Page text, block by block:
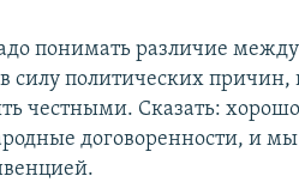
понимать различие
силу политических
честными. Сказать:
договоренности, и мы